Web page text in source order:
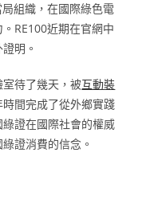
組織，在國際綠色電
。RE100近期在官網中
明。
待了幾天，被互動裝
間完成了從外鄉實踐
證在國際社會的權威
證消費的信念。